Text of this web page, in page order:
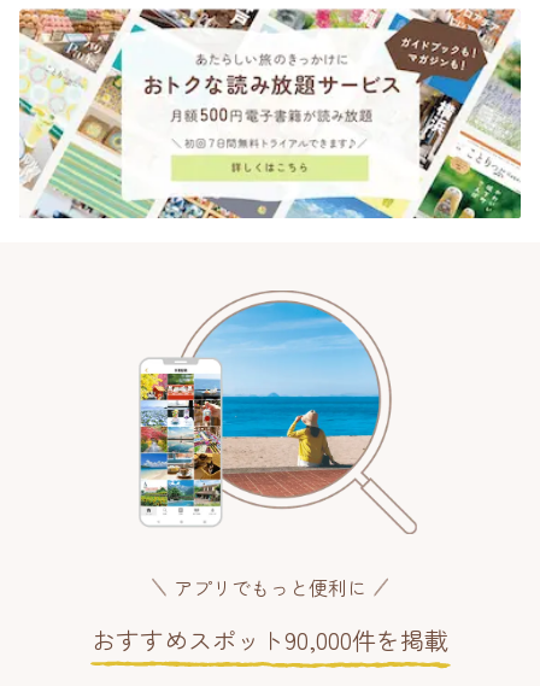
アプリでもっと便利に
おすすめスポット90,000件を掲載